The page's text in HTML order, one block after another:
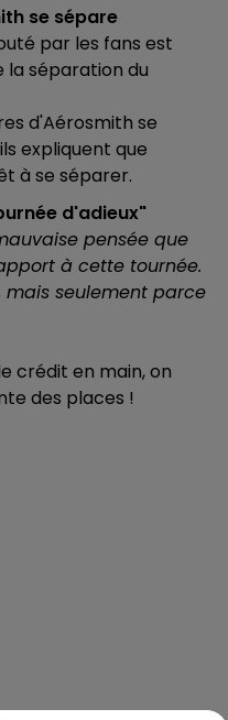
se sépare
par les fans est
la séparation du
d'Aérosmith se
expliquent que
à se séparer.
d'adieux"
pensée que
à cette tournée.
mais seulement parce
crédit en main, on
des places !